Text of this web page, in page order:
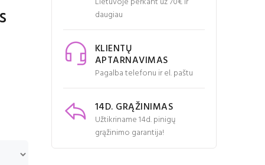
daugiau
KLIENTŲ
APTARNAVIMAS
Pagalba telefonu ir el. paštu
14D. GRĄŽINIMAS
Užtikriname 14d. pinigų
grąžinimo garantija!